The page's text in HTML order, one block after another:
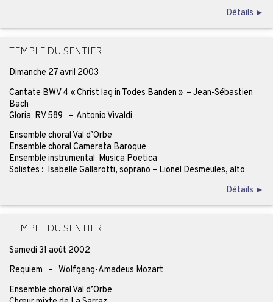
Détails ►
TEMPLE DU SENTIER
Dimanche 27 avril 2003
Cantate BWV 4 « Christ lag in Todes Banden » – Jean-Sébastien
Bach
Gloria RV 589 – Antonio Vivaldi
Ensemble choral Val d’Orbe
Ensemble choral Camerata Baroque
Ensemble instrumental Musica Poetica
Solistes : Isabelle Gallarotti, soprano – Lionel Desmeules, alto
Détails ►
TEMPLE DU SENTIER
Samedi 31 août 2002
Requiem – Wolfgang-Amadeus Mozart
Ensemble choral Val d’Orbe